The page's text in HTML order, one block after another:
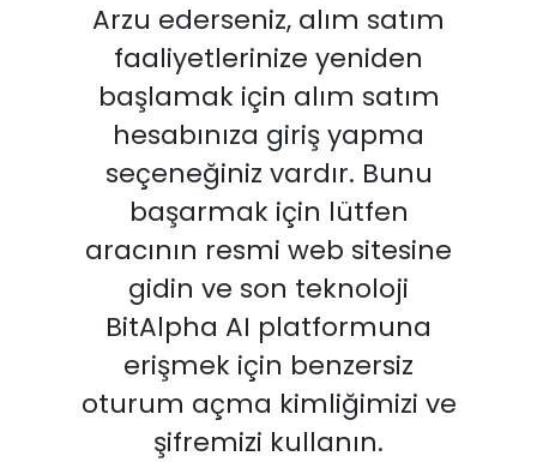
Arzu ederseniz, alım satım
faaliyetlerinize yeniden
başlamak için alım satım
hesabınıza giriş yapma
seçeneğiniz vardır. Bunu
başarmak için lütfen
aracının resmi web sitesine
gidin ve son teknoloji
BitAlpha AI platformuna
erişmek için benzersiz
oturum açma kimliğimizi ve
şifremizi kullanın.